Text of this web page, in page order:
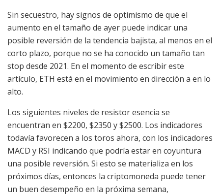
Sin secuestro, hay signos de optimismo de que el
aumento en el tamaño de ayer puede indicar una
posible reversión de la tendencia bajista, al menos en el
corto plazo, porque no se ha conocido un tamaño tan
stop desde 2021. En el momento de escribir este
artículo, ETH está en el movimiento en dirección a en lo
alto.
Los siguientes niveles de resistor esencia se
encuentran en $2200, $2350 y $2500. Los indicadores
todavía favorecen a los toros ahora, con los indicadores
MACD y RSI indicando que podría estar en coyuntura
una posible reversión. Si esto se materializa en los
próximos días, entonces la criptomoneda puede tener
un buen desempeño en la próxima semana,